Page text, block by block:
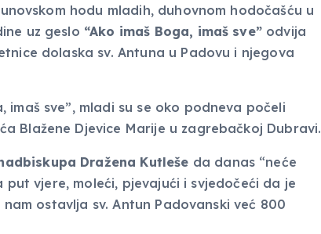
hodu mladih, duhovnom hodočašću u
uz geslo “Ako imaš Boga, imaš sve”odvija
dolaska sv. Antuna u Padovu i njegova
imaš sve”, mladi su se oko podneva počeli
Blažene Djevice Marije u zagrebačkoj Dubravi.
Dražena Kutleše da danas “neće
vjere, moleći, pjevajući i svjedočeći da je
ostavlja sv. Antun Padovanski već 800